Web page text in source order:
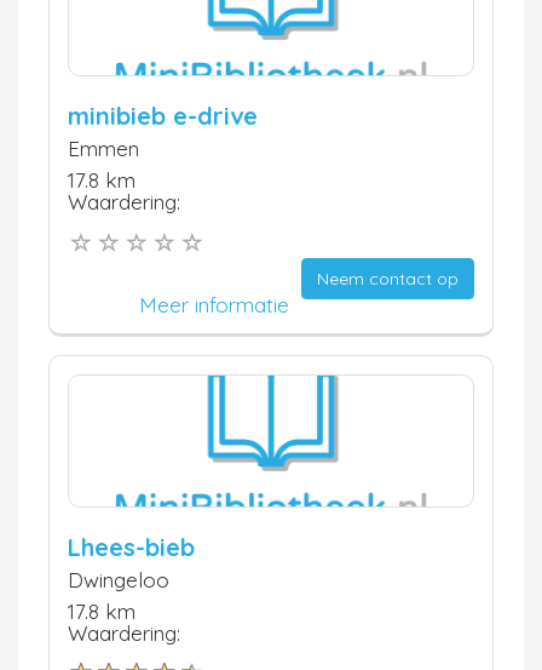
minibieb e-drive
Emmen
17.8 km
Waardering:
Neem contact op
Meer informatie
Lhees-bieb
Dwingeloo
17.8 km
Waardering: